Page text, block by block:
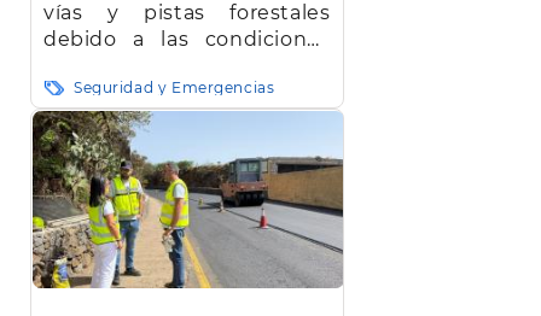
vías y pistas forestales
debido a las condiciones
Seguridad y Emergencias